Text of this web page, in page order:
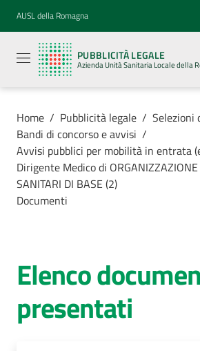
Vai al contenuto
Vai alla navigazione
Vai al footer
AUSL della Romagna
PUBBLICITÀ LEGALE
Azienda Unità Sanitaria Locale della
legale
Azienda
Unità
Locale della
Azienda
Luoghi di
cura
Home / Pubblicità legale / Selezioni
Bandi di concorso e avvisi /
Avvisi pubblici per mobilità in entrata
Dirigente Medico di ORGANIZZAZIONE
SANITARI DI BASE (2)
Documenti
Elenco
presentati